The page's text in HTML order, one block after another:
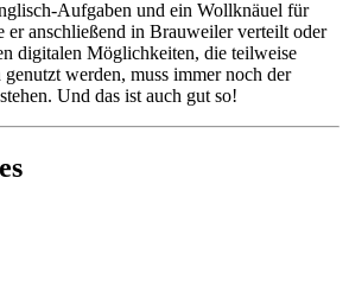
Aufgaben und ein Wollknäuel für
er anschließend in Brauweiler verteilt oder
digitalen Möglichkeiten, die teilweise
werden, muss immer noch der
Und das ist auch gut so!